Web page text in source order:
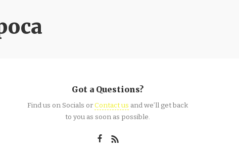
Got a Questions?
Find us on Socials orContact us and we’ll get back
to you as soon as possible.